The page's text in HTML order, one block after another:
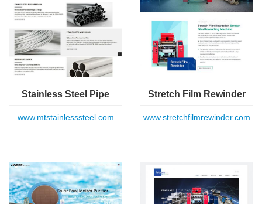
Stainless Steel Pipe
www.mtstainlesssteel.com
Stretch Film Rewinder
www.stretchfilmrewinder.com